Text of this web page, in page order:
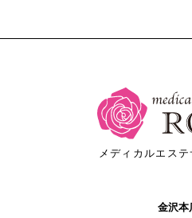
メディカルエス
金沢本